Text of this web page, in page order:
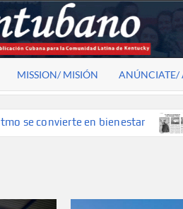
MISSION/ MISIÓN ANÚNCIATE/
bienestar Rostros